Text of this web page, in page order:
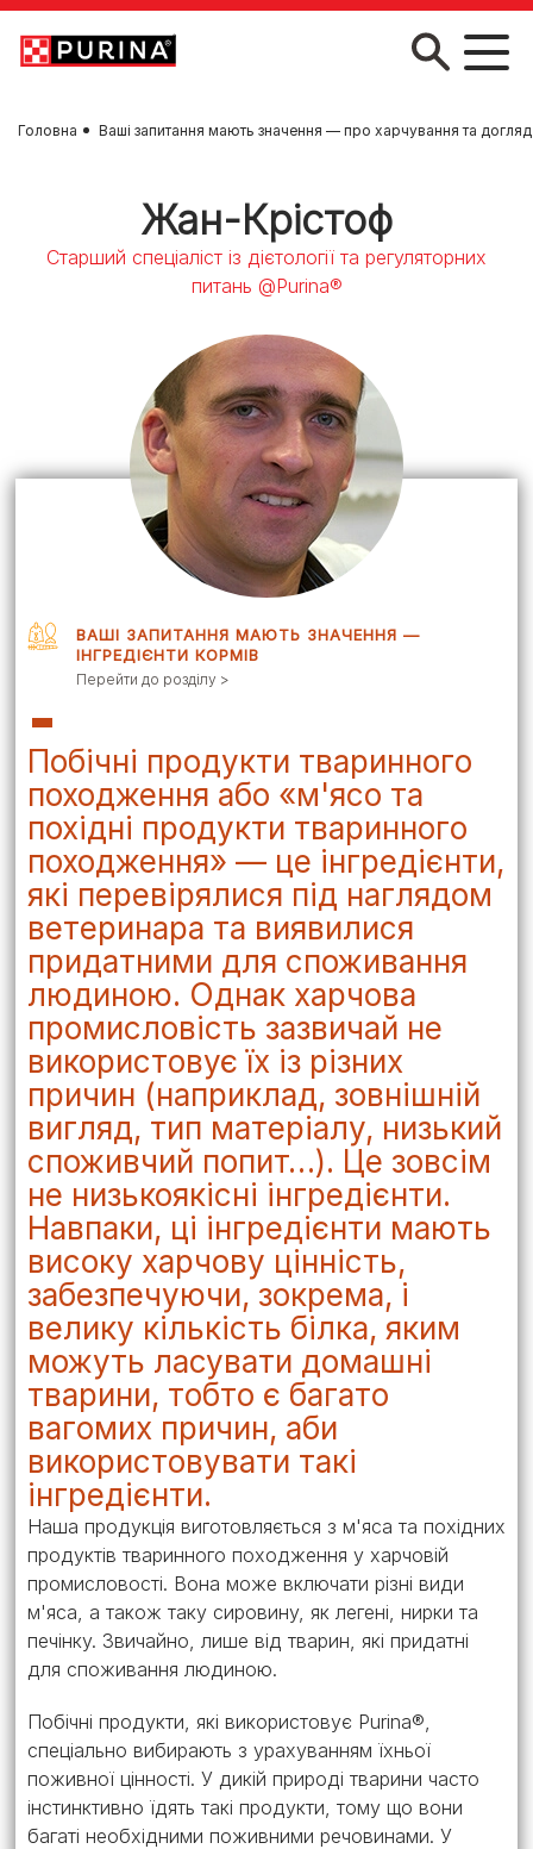
Skip to main content
Головна Ваші запитання мають значення — про харчування та
Жан-Крістоф
Старший спеціаліст із дієтології та регуляторних
питань @Purina®
ВАШІ ЗАПИТАННЯ МАЮТЬ ЗНАЧЕННЯ —
ІНГРЕДІЄНТИ КОРМІВ
Перейти до розділу >
Побічні продукти тваринного
походження або «м'ясо та
похідні продукти тваринного
походження» — це інгредієнти,
які перевірялися під наглядом
ветеринара та виявилися
придатними для споживання
людиною. Однак харчова
промисловість зазвичай не
використовує їх із різних
причин (наприклад, зовнішній
вигляд, тип матеріалу, низький
споживчий попит…). Це зовсім
не низькоякісні інгредієнти.
Навпаки, ці інгредієнти мають
високу харчову цінність,
забезпечуючи, зокрема, і
велику кількість білка, яким
можуть ласувати домашні
тварини, тобто є багато
вагомих причин, аби
використовувати такі
інгредієнти.
Наша продукція виготовляється з м'яса та похідних
продуктів тваринного походження у харчовій
промисловості. Вона може включати різні види
м'яса, а також таку сировину, як легені, нирки та
печінку. Звичайно, лише від тварин, які придатні
для споживання людиною.
Побічні продукти, які використовує Purina®,
спеціально вибирають з урахуванням їхньої
поживної цінності. У дикій природі тварини часто
інстинктивно їдять такі продукти, тому що вони
багаті необхідними поживними речовинами. У